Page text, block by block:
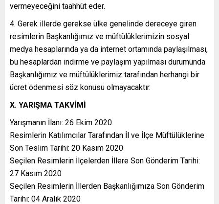
vermeyeceğini taahhüt eder.
Gerek illerde gerekse ülke genelinde dereceye giren
resimlerin Başkanlığımız ve müftülüklerimizin sosyal
medya hesaplarında ya da internet ortamında paylaşılması,
bu hesaplardan indirme ve paylaşım yapılması durumunda
Başkanlığımız ve müftülüklerimiz tarafından herhangi bir
ücret ödenmesi söz konusu olmayacaktır.
X. YARIŞMA TAKVİMİ
Yarışmanın İlanı: 26 Ekim 2020
Resimlerin Katılımcılar Tarafından İl ve İlçe Müftülüklerine
Son Teslim Tarihi: 20 Kasım 2020
Seçilen Resimlerin İlçelerden İllere Son Gönderim Tarihi:
27 Kasım 2020
Seçilen Resimlerin İllerden Başkanlığımıza Son Gönderim
Tarihi: 04 Aralık 2020